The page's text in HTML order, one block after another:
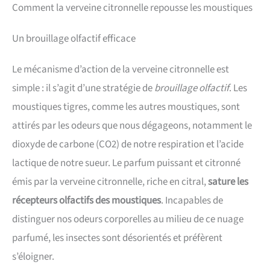
Comment la verveine citronnelle repousse les moustiques
Un brouillage olfactif efficace
Le mécanisme d’action de la verveine citronnelle est
simple : il s’agit d’une stratégie debrouillage olfactif. Les
moustiques tigres, comme les autres moustiques, sont
attirés par les odeurs que nous dégageons, notamment le
dioxyde de carbone (CO2) de notre respiration et l’acide
lactique de notre sueur. Le parfum puissant et citronné
émis par la verveine citronnelle, riche en citral,sature les
récepteurs olfactifs des moustiques. Incapables de
distinguer nos odeurs corporelles au milieu de ce nuage
parfumé, les insectes sont désorientés et préfèrent
s’éloigner.